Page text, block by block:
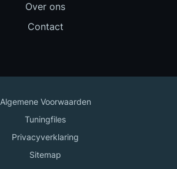
Over ons
Contact
Algemene Voorwaarden
Tuningfiles
Privacyverklaring
Sitemap